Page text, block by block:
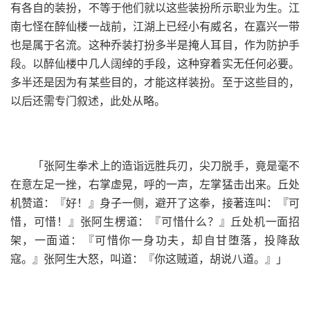
有各自的装扮，不等于他们就以这些装扮所示职业为生。江
南七怪在醉仙楼一战前，江湖上已经小有威名，在嘉兴一带
也是属于名流。这种乔装打扮多半是掩人耳目，作为防护手
段。以醉仙楼中几人阔绰的手段，这种穿着实无任何必要。
多半还是因为有某些目的，才能这样装扮。至于这些目的，
以后还需专门叙述，此处从略。
「张阿生拳术上的造诣远胜兵刃，尖刀脱手，竟是毫不
在意左足一挫，右掌虚晃，呼的一声，左掌猛击出来。丘处
机赞道：『好！』身子一侧，避开了这拳，接著连叫：『可
惜，可惜！』张阿生楞道：『可惜什么？』丘处机一面招
架，一面道：『可惜你一身功夫，却自甘堕落，投降敌
寇。』张阿生大怒，叫道：『你这贼道，胡说八道。』」